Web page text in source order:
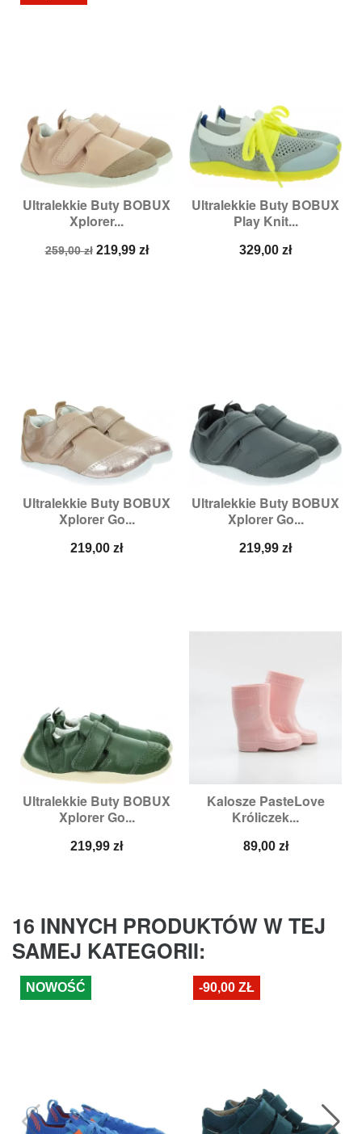
Ultralekkie Buty BOBUX
Xplorer...
Cena
259,00 zł Cena
219,99 zł
Ultralekkie Buty BOBUX
Play Knit...
Cena
329,00 zł
Ultralekkie Buty BOBUX
Xplorer Go...
Cena
219,00 zł
Ultralekkie Buty BOBUX
Xplorer Go...
Cena
219,99 zł
Ultralekkie Buty BOBUX
Xplorer Go...
Cena
219,99 zł
Kalosze PasteLove
Króliczek...
Cena
89,00 zł
16 INNYCH PRODUKTÓW W TEJ
SAMEJ KATEGORII:
NOWOŚĆ -90,00 ZŁ